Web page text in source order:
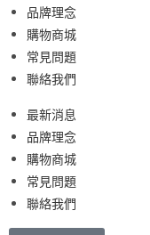
品牌理念
購物商城
常見問題
聯絡我們
最新消息
品牌理念
購物商城
常見問題
聯絡我們